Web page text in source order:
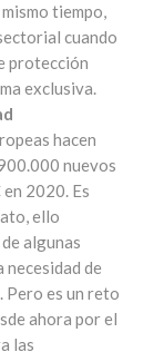
tiempo,
cuando
protección
exclusiva.
hacen
nuevos
2020. Es
ello
algunas
de
Pero es un reto
ahora por el
las